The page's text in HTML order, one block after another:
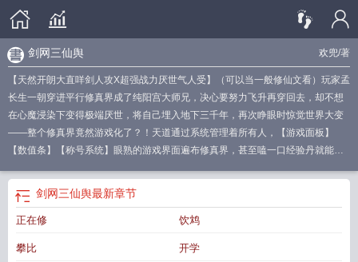
欢兜/著
剑网三仙舆
【天然开朗大直咩剑人攻X超强战力厌世气人受】（可以当一般修仙文看）玩家孟
长生一朝穿进平行修真界成了纯阳宫大师兄，决心要努力飞升再穿回去，却不想
在心魔浸染下变得极端厌世，将自己埋入地下三千年，再次睁眼时惊觉世界大变
——整个修真界竟然游戏化了？！天道通过系统管理着所有人，【游戏面板】
【数值条】【称号系统】眼熟的游戏界面遍布修真界，甚至嗑一口经验丹就能一
玩的游戏才有的东西！三千年后的纯阳宫落魄到差点被发卖，整个门派就只剩一
个刚成年的守门弟子秦挫锐，原本想嗦哈一把的孟长生只好先吊着命，一边赚钱
养着小徒孙，一边寻找异变的根源。却没想到一路上厉经白帝城、枫华谷、无量
是虚假的，为什么又要让我醒来？”在天道注目下，孟长生自刎了。系统疯狂报
剑网三仙舆最新章节
正在修 饮鸩
攀比 开学